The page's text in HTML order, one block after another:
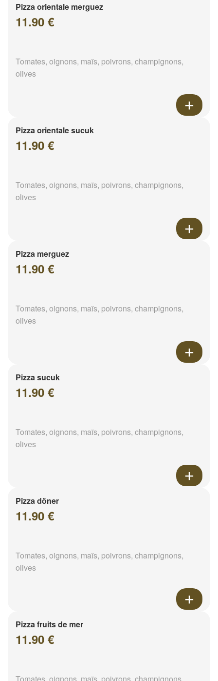
Pizza orientale merguez
11.90 €
Tomates, oignons, maïs, poivrons, champignons,
olives
Pizza orientale sucuk
11.90 €
Tomates, oignons, maïs, poivrons, champignons,
olives
Pizza merguez
11.90 €
Tomates, oignons, maïs, poivrons, champignons,
olives
Pizza sucuk
11.90 €
Tomates, oignons, maïs, poivrons, champignons,
olives
Pizza döner
11.90 €
Tomates, oignons, maïs, poivrons, champignons,
olives
Pizza fruits de mer
11.90 €
Tomates, oignons, maïs, poivrons, champignons,